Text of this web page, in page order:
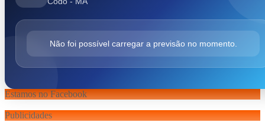
Não foi possível carregar a previsão no momento.
Estamos no Facebook
Publicidades